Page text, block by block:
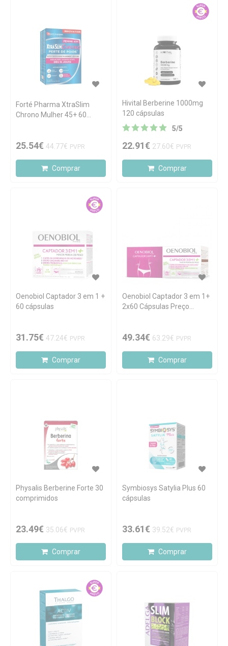
Forté Pharma XtraSlim
Chrono Mulher 45+ 60
25.54€ 44.77€ PVPR
Comprar
Hivital Berberine 1000mg
120 cápsulas
5/5
22.91€ 27.60€ PVPR
Comprar
Oenobiol Captador 3 em 1 +
60 cápsulas
31.75€ 47.24€ PVPR
Comprar
Oenobiol Captador 3 em 1+
2x60 Cápsulas Preço
49.34€ 63.29€ PVPR
Comprar
Physalis Berberine Forte 30
comprimidos
23.49€ 35.06€ PVPR
Comprar
Symbiosys Satylia Plus 60
cápsulas
33.61€ 39.52€ PVPR
Comprar